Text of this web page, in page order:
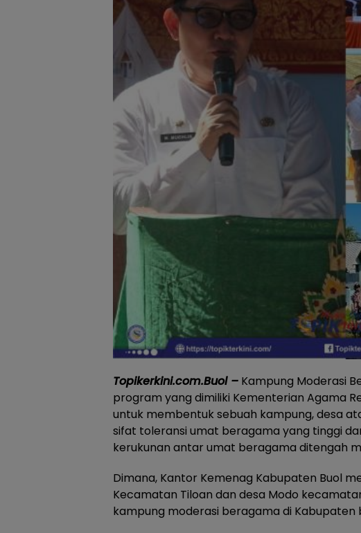
Topikerkini.com.Buol – Kampung Moderasi
program yang dimiliki Kementerian Agama
untuk membentuk sebuah kampung, desa
sifat toleransi umat beragama yang tinggi
kerukunan antar umat beragama ditengah
Dimana, Kantor Kemenag Kabupaten Buol
Kecamatan Tiloan dan desa Modo
kampung moderasi beragama di Kabupaten